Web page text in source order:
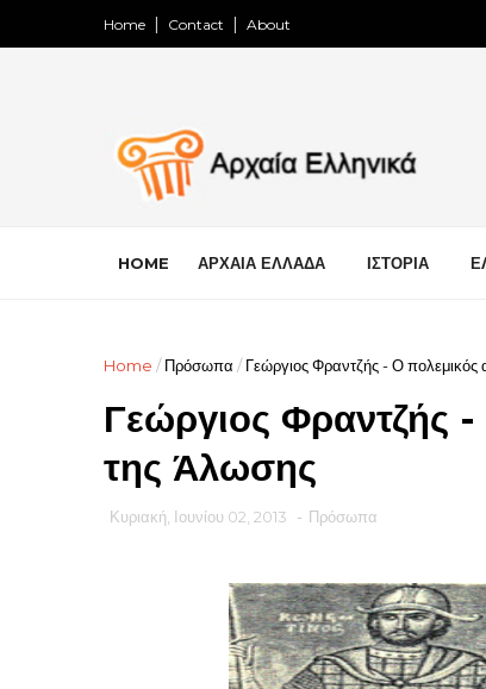
Home Contact About
HOME ΑΡΧΑΙΑ ΕΛΛΑΔΑ ΙΣΤΟΡΙΑ
Home / Πρόσωπα / Γεώργιος Φραντζής - Ο πολεμικός
Γεώργιος Φραντζής
της Άλωσης
Κυριακή, Ιουνίου 02, 2013 - Πρόσωπα